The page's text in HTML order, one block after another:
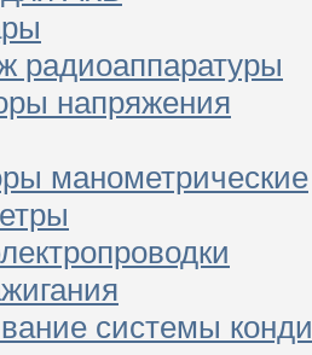
радиоаппаратуры
напряжения
манометрические
системы